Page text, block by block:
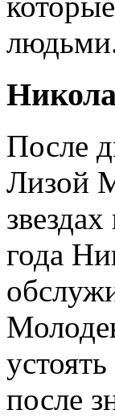
После
Лизой
года
после